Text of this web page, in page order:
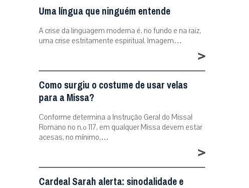
Uma língua que ninguém entende
A crise da linguagem moderna é, no fundo e na raiz,
uma crise estritamente espiritual. Imagem…
>
Como surgiu o costume de usar velas
para a Missa?
Conforme determina a Instrução Geral do Missal
Romano no n.º 117, em qualquer Missa devem estar
acesas, no mínimo,…
>
Cardeal Sarah alerta: sinodalidade e